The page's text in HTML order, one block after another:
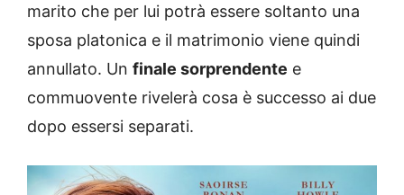
marito che per lui potrà essere soltanto una
sposa platonica e il matrimonio viene quindi
annullato. Un finale sorprendente e
commuovente rivelerà cosa è successo ai due
dopo essersi separati.